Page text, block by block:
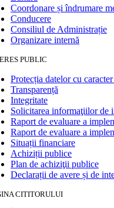
Coordonare și îndrumare
Conducere
Consiliul de Administrație
Organizare internă
PUBLIC
Protecția datelor cu
Transparență
Integritate
Solicitarea informaţiilor de
Raport de evaluare a
Raport de evaluare a
Situații financiare
Achiziții publice
Plan de achiziţii publice
Declarații de avere și de
CITITORULUI